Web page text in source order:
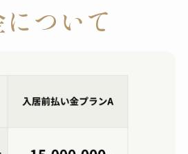
ついて